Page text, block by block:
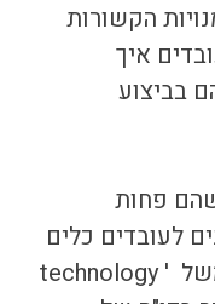
הקשורות
איך
בביצוע
שהם פחות
לעובדים כלים
לבצע את תפקידם טוב יותר. למשל  'technology